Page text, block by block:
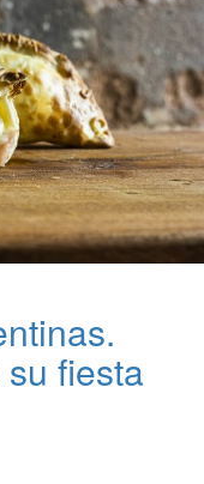
fiesta